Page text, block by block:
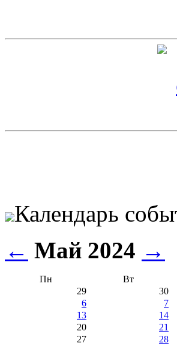
Календарь
← Май 2024 →
Пн Вт
29
30
6
7
13
14
20
21
27
28